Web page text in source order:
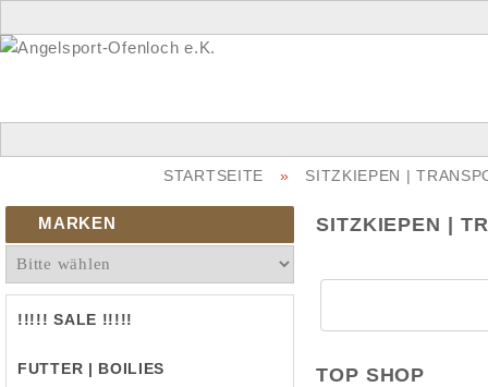
STARTSEITE » SITZKIEPEN |
MARKEN
!!!!! SALE !!!!!
FUTTER | BOILIES
SITZKIEPEN |
TOP SHOP